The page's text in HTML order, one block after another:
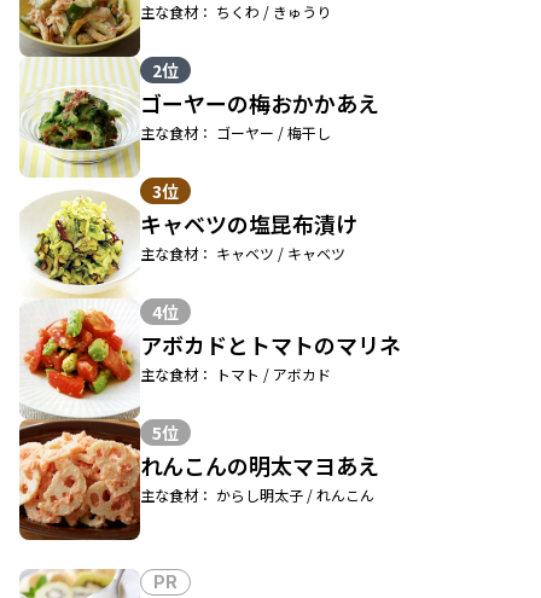
主な食材： ちくわ / きゅうり
2位
ゴーヤーの梅おかかあえ
主な食材： ゴーヤー / 梅干し
3位
キャベツの塩昆布漬け
主な食材： キャベツ / キャベツ
4位
アボカドとトマトのマリネ
主な食材： トマト / アボカド
5位
れんこんの明太マヨあえ
主な食材： からし明太子 / れんこん
PR